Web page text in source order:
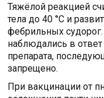
Тяжёлой реакцией
тела до 40 °C и
фебрильных
наблюдались в
препарата,
запрещено.
При вакцинации от